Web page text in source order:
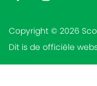
Copyright © 2026
Dit is de officiële